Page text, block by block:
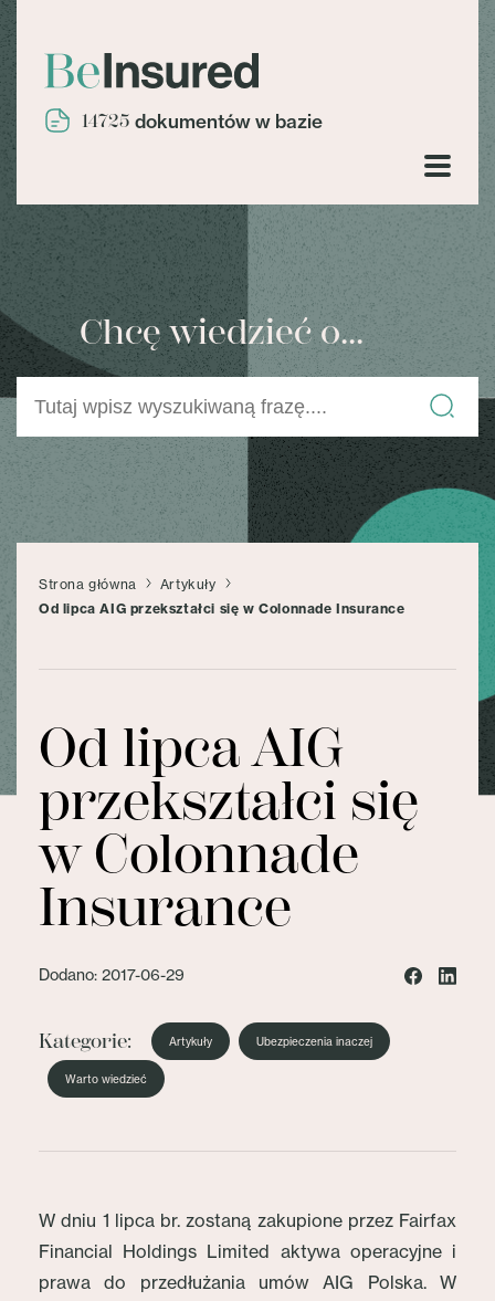
14725 dokumentów w bazie
Chcę wiedzieć o...
Strona główna
Artykuły
Od lipca AIG przekształci się w Colonnade Insurance
Od lipca AIG
przekształci się
w Colonnade
Insurance
Dodano: 2017-06-29
Kategorie: Artykuły Ubezpieczenia inaczej
Warto wiedzieć
W dniu 1 lipca br. zostaną zakupione przez Fairfax
Financial Holdings Limited aktywa operacyjne i
prawa do przedłużania umów AIG Polska. W